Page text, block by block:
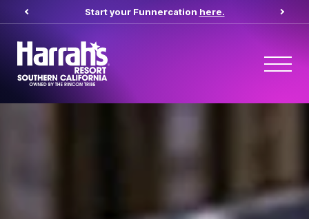
Start your Funnercation here.